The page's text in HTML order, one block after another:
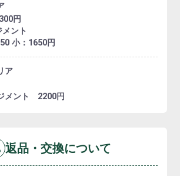
円
ント
小：1650円
ア
メント 2200円
返品・交換について